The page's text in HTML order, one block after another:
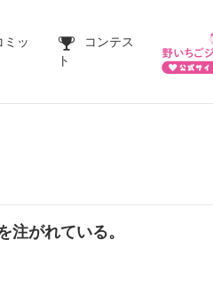
ミッ
コンテス
ト
注がれている。